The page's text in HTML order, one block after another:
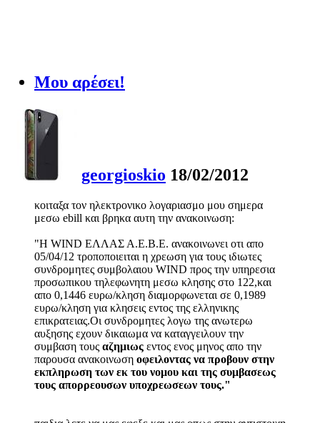
Μου αρέσει!
georgioskio 18/02/2012
κοιταξα τον ηλεκτρονικο λογαριασμο μου σημερα
μεσω ebill και βρηκα αυτη την ανακοινωση:
"Η WIND ΕΛΛΑΣ Α.Ε.Β.Ε. ανακοινωνει οτι απο
05/04/12 τροποποιειται η χρεωση για τους ιδιωτες
συνδρομητες συμβολαιου WIND προς την υπηρεσια
προσωπικου τηλεφωνητη μεσω κλησης στο 122,και
απο 0,1446 ευρω/κληση διαμορφωνεται σε 0,1989
ευρω/κληση για κλησεις εντος της ελληνικης
επικρατειας.Οι συνδρομητες λογω της ανωτερω
αυξησης εχουν δικαιωμα να καταγγειλουν την
συμβαση τους αζημιως εντος ενος μηνος απο την
παρουσα ανακοινωση οφειλοντας να προβουν στην
εκπληρωση των εκ του νομου και της συμβασεως
τους απορρεουσων υποχρεωσεων τους."